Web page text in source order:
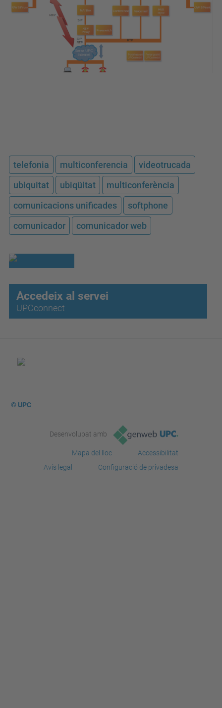
telefonia multiconferencia
videotrucada
ubiquitat
ubiqüitat
multiconferència
comunicacions unificades
softphone
comunicador
comunicador web
Accedeix al servei
UPCconnect
© UPC
Desenvolupat amb
Mapa del lloc
Accessibilitat
Avís legal
Configuració de privadesa